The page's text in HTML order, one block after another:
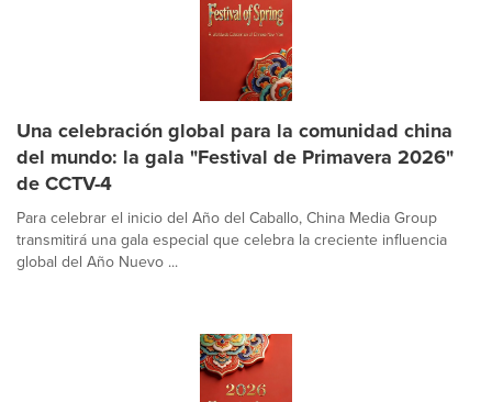
Una celebración global para la comunidad china
del mundo: la gala "Festival de Primavera 2026"
de CCTV-4
Para celebrar el inicio del Año del Caballo, China Media Group
transmitirá una gala especial que celebra la creciente influencia
global del Año Nuevo ...